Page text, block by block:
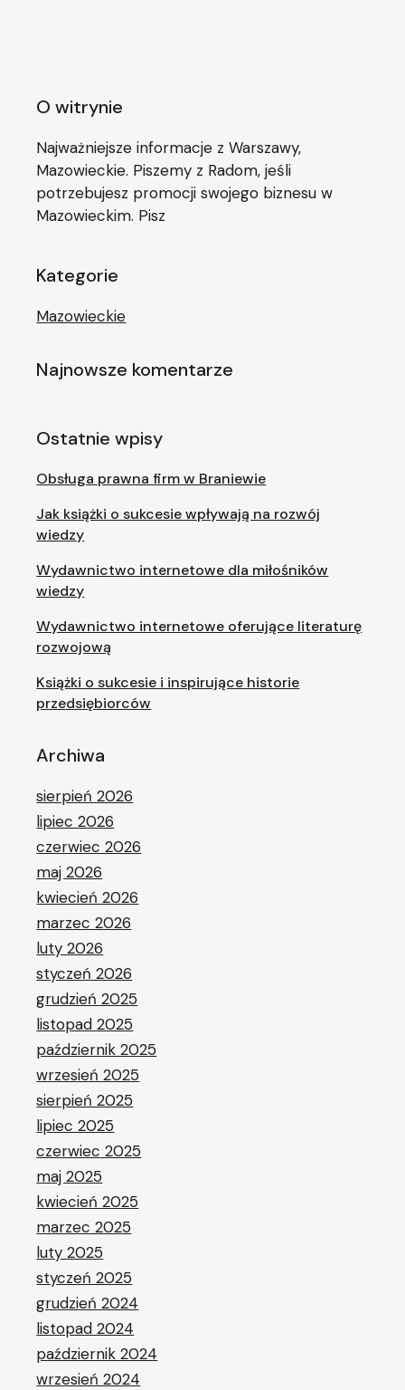
O witrynie
Najważniejsze informacje z Warszawy,
Mazowieckie. Piszemy z Radom, jeśli
potrzebujesz promocji swojego biznesu w
Mazowieckim. Pisz
Kategorie
Mazowieckie
Najnowsze komentarze
Ostatnie wpisy
Obsługa prawna firm w Braniewie
Jak książki o sukcesie wpływają na rozwój
wiedzy
Wydawnictwo internetowe dla miłośników
wiedzy
Wydawnictwo internetowe oferujące literaturę
rozwojową
Książki o sukcesie i inspirujące historie
przedsiębiorców
Archiwa
sierpień 2026
lipiec 2026
czerwiec 2026
maj 2026
kwiecień 2026
marzec 2026
luty 2026
styczeń 2026
grudzień 2025
listopad 2025
październik 2025
wrzesień 2025
sierpień 2025
lipiec 2025
czerwiec 2025
maj 2025
kwiecień 2025
marzec 2025
luty 2025
styczeń 2025
grudzień 2024
listopad 2024
październik 2024
wrzesień 2024